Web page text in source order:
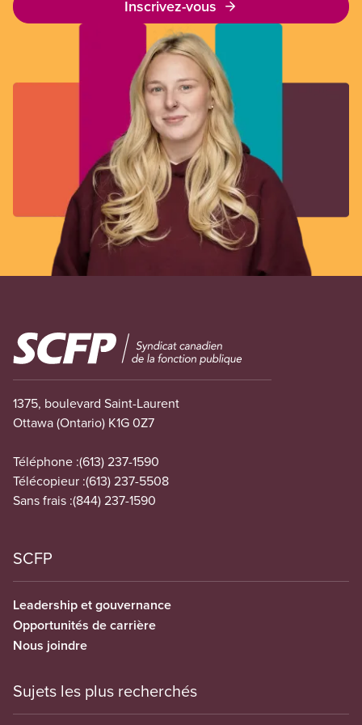
Inscrivez-vous
Image
1375, boulevard Saint-Laurent
Ottawa (Ontario) K1G 0Z7
Téléphone :(613) 237-1590
Télécopieur :(613) 237-5508
Sans frais :(844) 237-1590
SCFP
Leadership et gouvernance
Opportunités de carrière
Nous joindre
Sujets les plus recherchés